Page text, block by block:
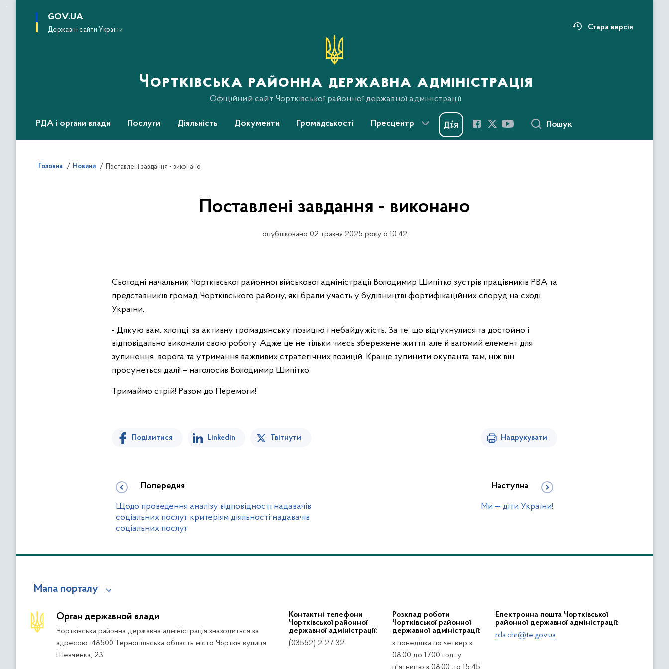
основного
GOV.UA
Державні сайти України Стара версія
Чортківська районна державна адміністрація
Офіційний сайт Чортківської районної державної адміністрації
РДА і органи влади Послуги Діяльність Документи Громадськості Пресцентр Пошук
Головна Новини Поставлені завдання - виконанo
Поставлені завдання - виконанo
опубліковано 02 травня 2025 року о 10:42
Сьогодні начальник Чортківської районної військової адміністрації Володимир Шипітко зустрів працівників РВА та
представників громад Чортківського району, які брали участь у будівництві фортифікаційних споруд на сході
України.
- Дякую вам, хлопці, за активну громадянську позицію і небайдужість. За те, що відгукнулися та достойно і
відповідально виконали свою роботу. Адже це не тільки чиєсь збережене життя, але й вагомий елемент для
зупинення ворога та утримання важливих стратегічних позицій. Краще зупинити окупанта там, ніж він
просунеться далі! – наголосив Володимир Шипітко.
Тримаймо стрій! Разом до Перемоги!
Поділитися Linkedin Твітнути Надрукувати
Попередня
Щодо проведення аналізу відповідності надавачів
соціальних послуг критеріям діяльності надавачів
соціальних послуг
Наступна
Ми — діти України!
Мапа порталу
Орган державной влади
Чортківська районна державна адміністрація знаходиться за
адресою: 48500 Тернопільська область місто Чортків вулиця
Шевченка, 23
Контактні телефони
Чортківської районної
державної адміністрації:
(03552) 2-27-32
Розклад роботи
Чортківської районної
державної адміністрації:
з понеділка по четвер з
08.00 до 17.00 год. у
п"ятницю з 08.00 до 15.45
Електронна пошта Чортківської
районної державної адміністрації:
rda.chr@te.gov.ua